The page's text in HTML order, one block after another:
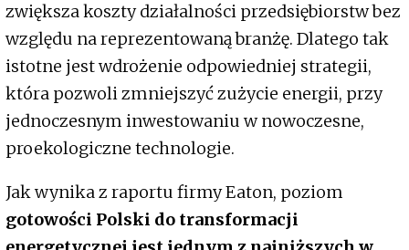
zwiększa koszty działalności przedsiębiorstw bez
względu na reprezentowaną branżę. Dlatego tak
istotne jest wdrożenie odpowiedniej strategii,
która pozwoli zmniejszyć zużycie energii, przy
jednoczesnym inwestowaniu w nowoczesne,
proekologiczne technologie.
Jak wynika z raportu firmy Eaton, poziom
gotowości Polski do transformacji